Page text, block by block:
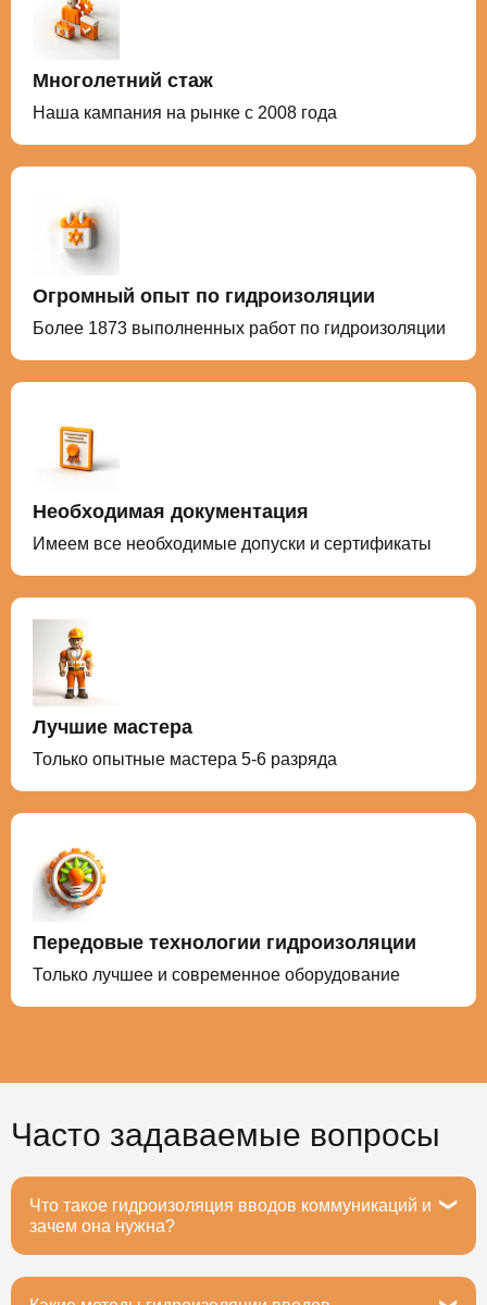
Многолетний стаж
Наша кампания на рынке с 2008 года
Огромный опыт по гидроизоляции
Более 1873 выполненных работ по гидроизоляции
Необходимая документация
Имеем все необходимые допуски и сертификаты
Лучшие мастера
Только опытные мастера 5-6 разряда
Передовые технологии гидроизоляции
Только лучшее и современное оборудование
Часто задаваемые вопросы
Что такое гидроизоляция вводов коммуникаций и
зачем она нужна?